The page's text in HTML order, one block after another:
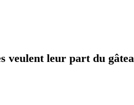
veulent leur part du